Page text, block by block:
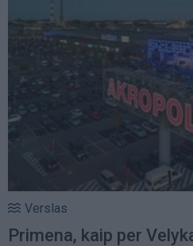
Verslas
Primena, kaip per